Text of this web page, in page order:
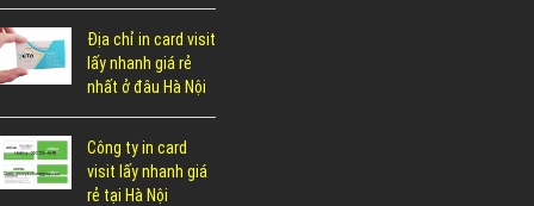
Địa chỉ in card visit
lấy nhanh giá rẻ
nhất ở đâu Hà Nội
Công ty in card
visit lấy nhanh giá
rẻ tại Hà Nội